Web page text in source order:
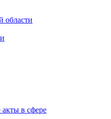
области
в сфере